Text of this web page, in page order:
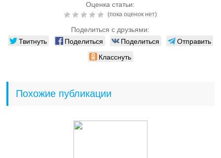
Оценка статьи:
(пока оценок нет)
Поделиться с друзьями:
Твитнуть Поделиться Поделиться
Отправить
Класснуть
Похожие публикации